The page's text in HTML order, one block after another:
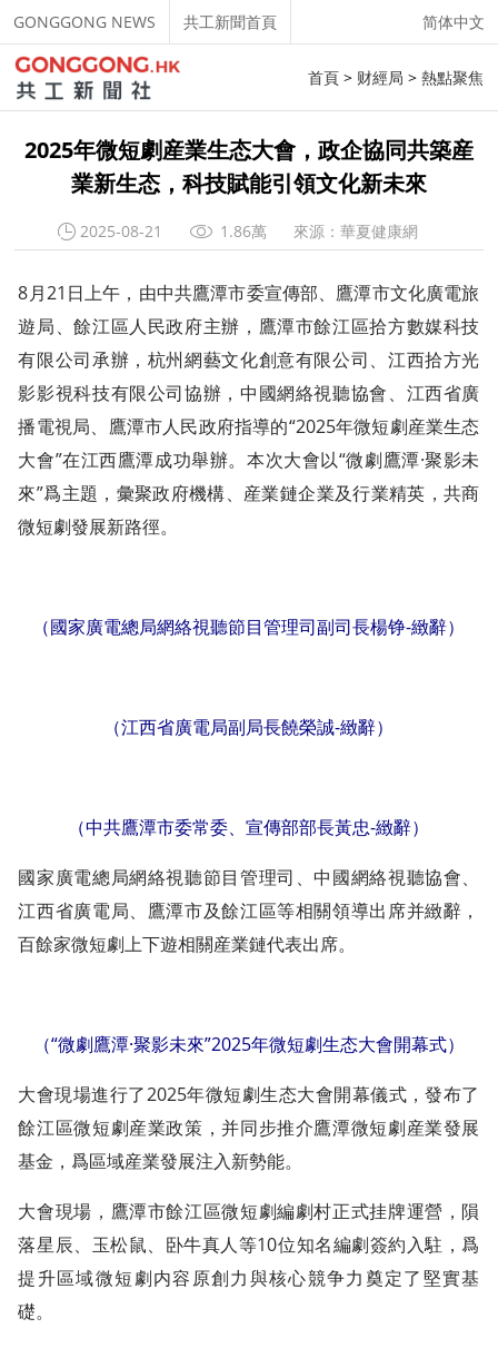
GONGGONG NEWS 共工新聞首頁 简体中文
首頁> 财經局 > 熱點聚焦
2025年微短劇産業生态大會，政企協同共築産
業新生态，科技賦能引領文化新未來
2025-08-21 1.86萬 來源：華夏健康網
8月21日上午，由中共鷹潭市委宣傳部、鷹潭市文化廣電旅
遊局、餘江區人民政府主辦，鷹潭市餘江區拾方數媒科技
有限公司承辦，杭州網藝文化創意有限公司、江西拾方光
影影視科技有限公司協辦，中國網絡視聽協會、江西省廣
播電視局、鷹潭市人民政府指導的“2025年微短劇産業生态
大會”在江西鷹潭成功舉辦。本次大會以“微劇鷹潭·聚影未
來”爲主題，彙聚政府機構、産業鏈企業及行業精英，共商
微短劇發展新路徑。
（國家廣電總局網絡視聽節目管理司副司長楊铮-緻辭）
（江西省廣電局副局長饒榮誠-緻辭）
（中共鷹潭市委常委、宣傳部部長黃忠-緻辭）
國家廣電總局網絡視聽節目管理司、中國網絡視聽協會、
江西省廣電局、鷹潭市及餘江區等相關領導出席并緻辭，
百餘家微短劇上下遊相關産業鏈代表出席。
（“微劇鷹潭·聚影未來”2025年微短劇生态大會開幕式）
大會現場進行了2025年微短劇生态大會開幕儀式，發布了
餘江區微短劇産業政策，并同步推介鷹潭微短劇産業發展
基金，爲區域産業發展注入新勢能。
大會現場，鷹潭市餘江區微短劇編劇村正式挂牌運營，隕
落星辰、玉松鼠、卧牛真人等10位知名編劇簽約入駐，爲
提升區域微短劇内容原創力與核心競争力奠定了堅實基
礎。